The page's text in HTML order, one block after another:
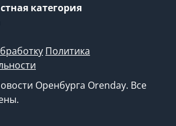
категория
Политика
Оренбурга Orenday. Все